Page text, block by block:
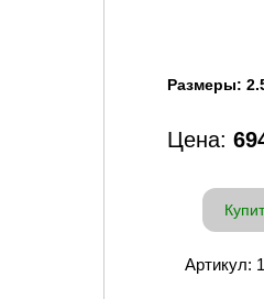
Размеры:
Цена:
Артикул: